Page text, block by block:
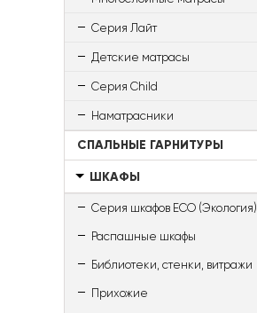
Серия Лайт
Детские матрасы
Серия Child
Наматрасники
СПАЛЬНЫЕ ГАРНИТУРЫ
ШКАФЫ
Серия шкафов ECO (Экология)
Распашные шкафы
Библиотеки, стенки, витражи
Прихожие